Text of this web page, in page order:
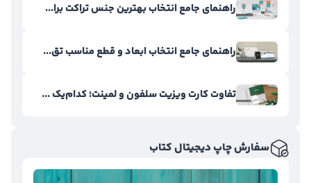
راهنمای جامع انتخاب بهترین جنس تراکت برا...
راهنمای جامع انتخاب ابعاد و قطع مناسب تق...
تفاوت کارت ویزیت سلفون و لمینت؛ کدام‌یک ...
سفارش چاپ دیجیتال کتاب